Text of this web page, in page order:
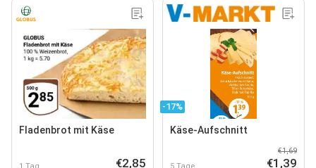
Fladenbrot mit Käse
1 Tag €2,85
-17%
Käse-Aufschnitt
5 Tage
€1,69
€1,39